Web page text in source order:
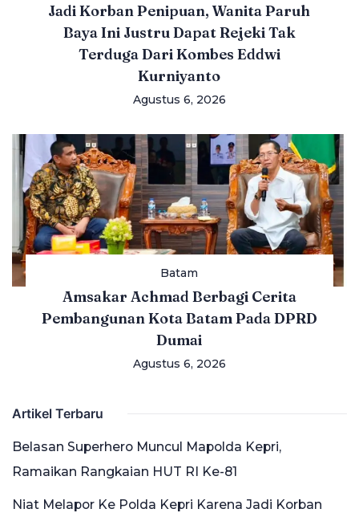
Jadi Korban Penipuan, Wanita Paruh
Baya Ini Justru Dapat Rejeki Tak
Terduga Dari Kombes Eddwi
Kurniyanto
Agustus 6, 2026
Batam
Amsakar Achmad Berbagi Cerita
Pembangunan Kota Batam Pada DPRD
Dumai
Agustus 6, 2026
Artikel Terbaru
Belasan Superhero Muncul Mapolda Kepri,
Ramaikan Rangkaian HUT RI Ke-81
Niat Melapor Ke Polda Kepri Karena Jadi Korban